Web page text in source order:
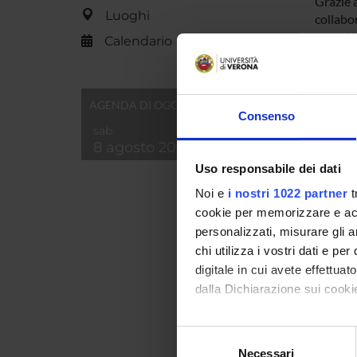
Consenso
Uso responsabile dei dati
Noi e i nostri 1022 partner
cookie per memorizzare e
personalizzati, misurare gli
chi utilizza i vostri dati e per
digitale in cui avete
dalla Dichiarazione sui
Con il tuo consenso,
raccogliere
Necessari
Luoghi
Calendario
8 agosto 2026
poi
e